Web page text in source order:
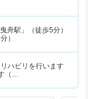
舟駅」（徒歩5分）
）
ハビリを行います
（…